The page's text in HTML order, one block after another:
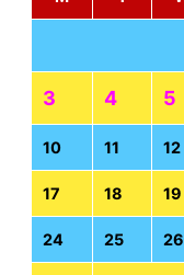
3 4 5
10 11 12
17 18 19
24 25 26